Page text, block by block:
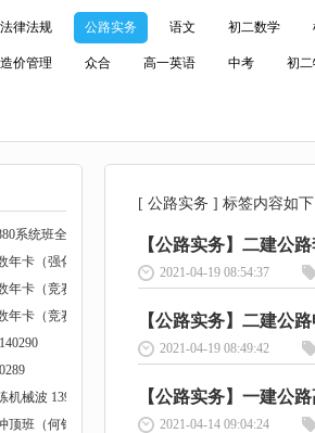
法律法规 公路实务 语文 初二数学
造价管理 众合 高一英语 中考 初二
系统班全套 139008
年卡（强化班）全45讲...
年卡（竞赛班）全46讲...
年卡（竞赛班）全45讲...
械波 139711
顶班（何铮铮）名师讲...
[ 公路实务 ] 标签内容如下
【公路实务】二建公
2021-04-19 08:54:37
【公路实务】二建公
2021-04-19 08:49:42
【公路实务】一建公
2021-04-14 09:04:24